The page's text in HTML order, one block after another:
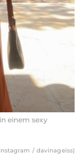
einem sexy
/ davinageiss)